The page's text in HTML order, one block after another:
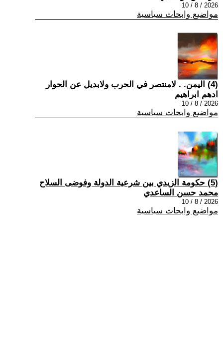
2026 / 8 / 10
مواضيع وابحاث سياسية
(4) اليمن. . لامنتصر في الحرب ولابديل عن الحوار
ادهم ابراهيم
2026 / 8 / 10
مواضيع وابحاث سياسية
(5) حكومة الزيدي بين شرعية الدولة وفوضى السلاح
محمد حسن الساعدي
2026 / 8 / 10
مواضيع وابحاث سياسية